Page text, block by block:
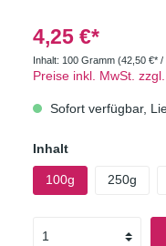
4,25 €*
Inhalt: 100 Gramm (42,50 €* /
Preise inkl. MwSt.
Sofort verfügbar,
Inhalt
100g 250g